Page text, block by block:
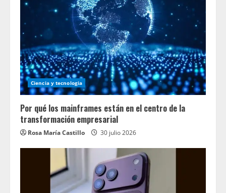
Ciencia y tecnologia
Por qué los mainframes están en el centro de la
transformación empresarial
Rosa María Castillo 30 julio 2026